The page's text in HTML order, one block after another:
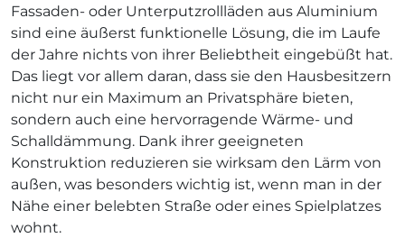
Fassaden- oder Unterputzrollläden aus Aluminium
sind eine äußerst funktionelle Lösung, die im Laufe
der Jahre nichts von ihrer Beliebtheit eingebüßt hat.
Das liegt vor allem daran, dass sie den Hausbesitzern
nicht nur ein Maximum an Privatsphäre bieten,
sondern auch eine hervorragende Wärme- und
Schalldämmung. Dank ihrer geeigneten
Konstruktion reduzieren sie wirksam den Lärm von
außen, was besonders wichtig ist, wenn man in der
Nähe einer belebten Straße oder eines Spielplatzes
wohnt.